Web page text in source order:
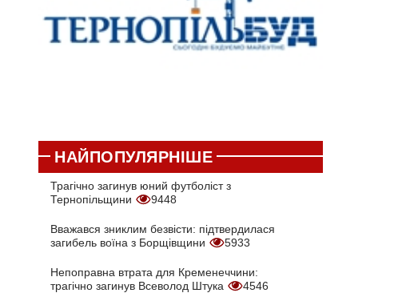
НАЙПОПУЛЯРНІШЕ
Трагічно загинув юний футболіст з
Тернопільщини
9448
Вважався зниклим безвісти: підтвердилася
загибель воїна з Борщівщини
5933
Непоправна втрата для Кременеччини:
трагічно загинув Всеволод Штука
4546